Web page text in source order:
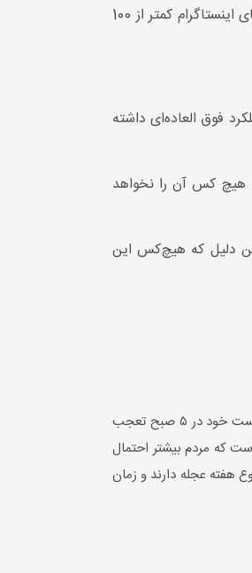
دهند. گفته می‌شود میانگین تعداد لایک‌های دریافت شده در یک پست اینستاگرام بسیار نزدیک به عدد ۱۰۰ است. به این معنی که نیمی از پست‌های اینستاگرام کمتر از 100
فوق العاده‌ای داشته
هیچ کس آن را نخواهد
دلیل که هیچ‌کس این
ممکن است تغییراتی در تعامل اینستاگرام وجود داشته باشد، حتی در یک زمان از روز یا در روزهای مختلف هفته. برای مثال، ممکن است از بازدید خوب پست خود در ۵ صبح تعجب
که مردم بیشتر احتمال
هفته عجله دارند و زمان